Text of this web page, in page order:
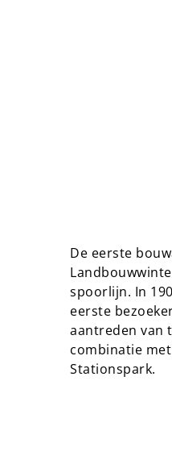
De eerste
spoorlijn. In
eerste
aantreden van
combinatie
Stationspark.